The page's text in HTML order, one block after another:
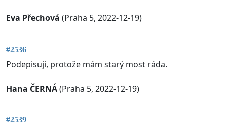
Eva Přechová (Praha 5, 2022-12-19)
#2536
Podepisuji, protože mám starý most ráda.
Hana ČERNÁ(Praha 5, 2022-12-19)
#2539